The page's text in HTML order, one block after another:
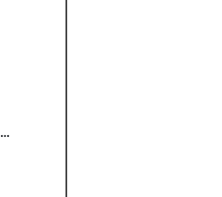
Love Potion, la sorcière mal-aimée